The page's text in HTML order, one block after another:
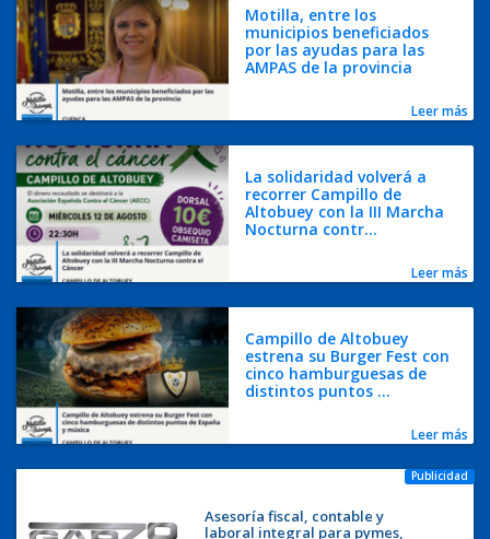
Motilla, entre los
municipios beneficiados
por las ayudas para las
AMPAS de la provincia
Leer más
La solidaridad volverá a
recorrer Campillo de
Altobuey con la III Marcha
Nocturna contr...
Leer más
Campillo de Altobuey
estrena su Burger Fest con
cinco hamburguesas de
distintos puntos ...
Leer más
Publicidad
Asesoría fiscal, contable y
laboral integral para pymes,